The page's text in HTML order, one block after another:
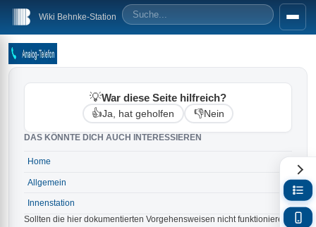
Wiki Behnke-Station
💡War diese Seite hilfreich?
👍Ja, hat geholfen 👎Nein
DAS KÖNNTE DICH AUCH INTERESSIEREN
Home →
Allgemein →
Innenstation
→
Sollten die hier dokumentierten Vorgehensweisen nicht funktionieren: